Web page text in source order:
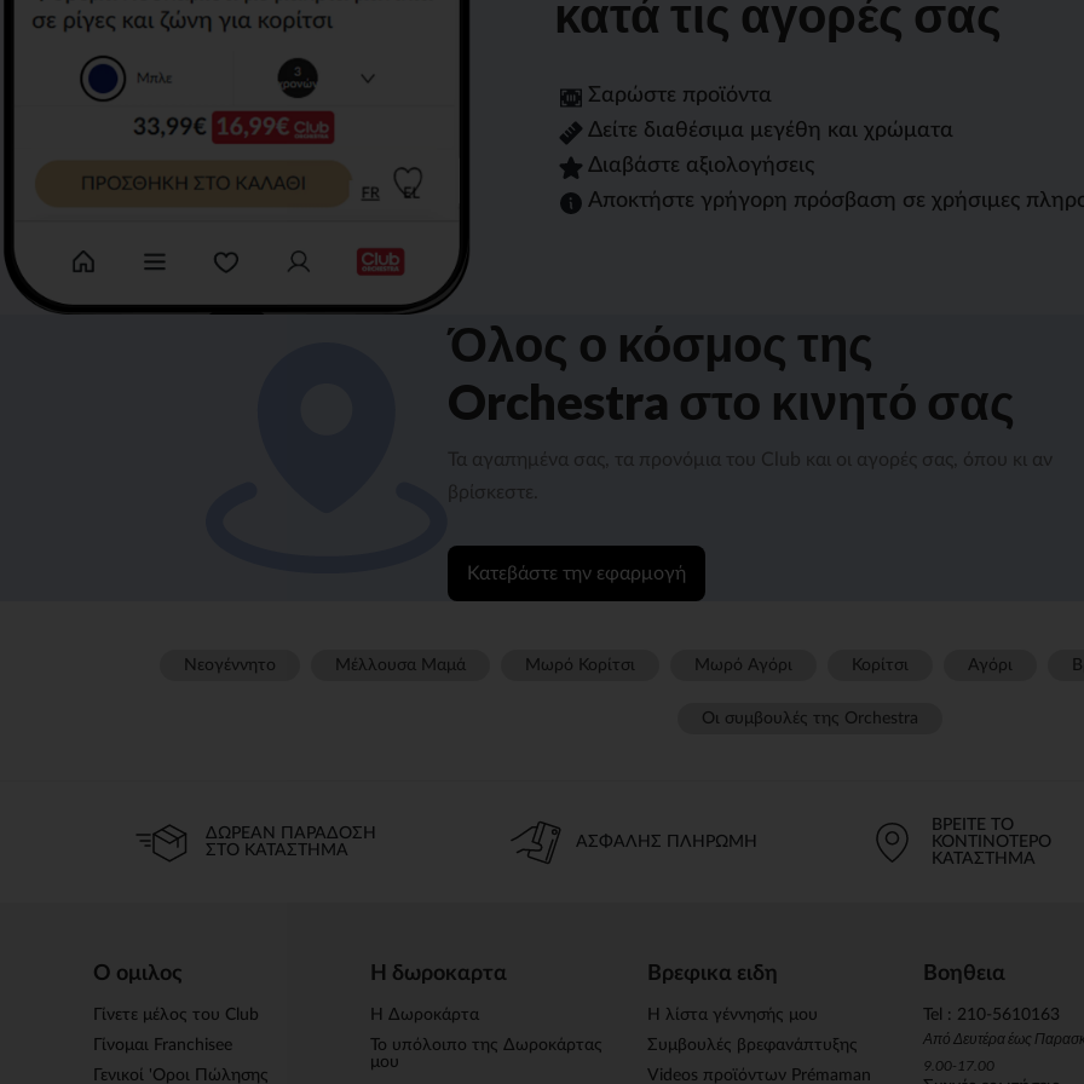
κατά τις αγορές σας
Σαρώστε προϊόντα
Δείτε διαθέσιμα μεγέθη και χρώματα
Διαβάστε αξιολογήσεις
Αποκτήστε γρήγορη πρόσβαση σε χρήσιμες
Όλος ο κόσμος της
Orchestra στο κινητό σας
Τα αγαπημένα σας, τα προνόμια του Club και οι αγορές σας, όπου κι αν
βρίσκεστε.
Κατεβάστε την εφαρμογή
Νεογέννητο Μέλλουσα Μαμά Μωρό Κορίτσι Μωρό Αγόρι Κορίτσι Αγόρι
Οι συμβουλές της Orchestra​
ΔΩΡΕΆΝ ΠΑΡΆΔΟΣΗ
ΣΤΟ ΚΑΤΆΣΤΗΜΑ
ΑΣΦΑΛΉΣ ΠΛΗΡΩΜΉ
ΒΡΕΊΤΕ ΤΟ
ΚΟΝΤΙΝΌΤΕΡΟ
ΚΑΤΆΣΤΗΜΑ
Ο ομιλος
Γίνετε μέλος του Club
Γίνομαι Franchisee
Γενικοί 'Οροι Πώλησης
Η δωροκαρτα
Η Δωροκάρτα
Το υπόλοιπο της Δωροκάρτας
μου
Βρεφικα ειδη
Η λίστα γέννησής μου
Συμβουλές βρεφανάπτυξης
Videos προϊόντων Prémaman
Βοηθεια
Tel : 210-5610163
Από Δευτέρα έως
9.00-17.00